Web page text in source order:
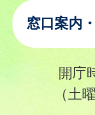
窓口案内
開庁
（土